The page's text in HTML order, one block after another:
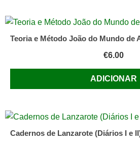
Teoria e Método João do Mundo de
€6.00
ADICIONAR
Cadernos de Lanzarote (Diários I e